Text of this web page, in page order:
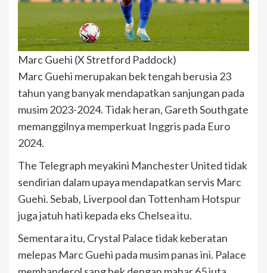
Marc Guehi (X Stretford Paddock)
Marc Guehi merupakan bek tengah berusia 23
tahun yang banyak mendapatkan sanjungan pada
musim 2023-2024. Tidak heran, Gareth Southgate
memanggilnya memperkuat Inggris pada Euro
2024.
The Telegraph meyakini Manchester United tidak
sendirian dalam upaya mendapatkan servis Marc
Guehi. Sebab, Liverpool dan Tottenham Hotspur
juga jatuh hati kepada eks Chelsea itu.
Sementara itu, Crystal Palace tidak keberatan
melepas Marc Guehi pada musim panas ini. Palace